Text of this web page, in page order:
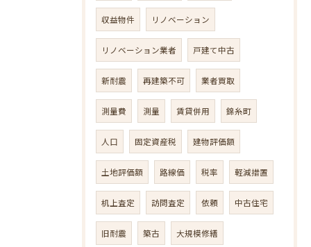
収益物件 リノベーション
リノベーション業者 戸建て中古
新耐震 再建築不可 業者買取
測量費 測量 賃貸併用 錦糸町
人口 固定資産税 建物評価額
土地評価額 路線価 税率 軽減措置
机上査定 訪問査定 依頼 中古住宅
旧耐震 築古 大規模修繕